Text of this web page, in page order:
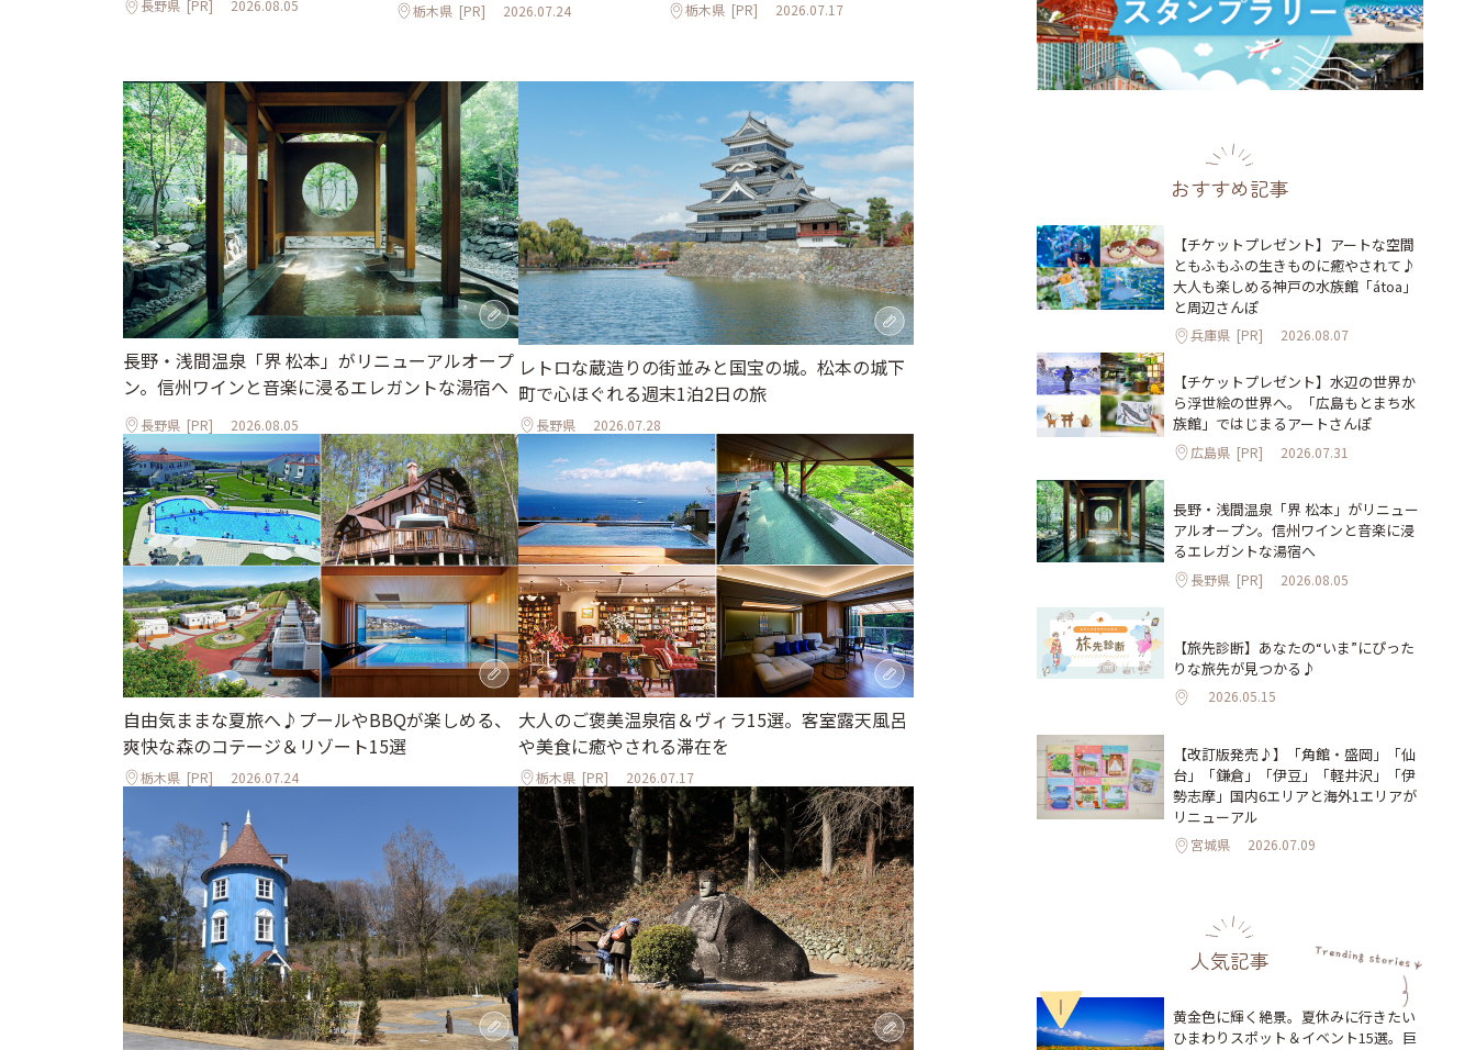
長野県 [PR] 2026.08.05 栃木県 [PR] 2026.07.24 栃木県 [PR] 2026.07.17 2024.09.06
長野・浅間温泉「界 松本」がリニューアルオープ
ン。信州ワインと音楽に浸るエレガントな湯宿へ
長野県 [PR] 2026.08.05
レトロな蔵造りの街並みと国宝の城。松本の城下
町で心ほぐれる週末1泊2日の旅
長野県 2026.07.28
自由気ままな夏旅へ♪プールやBBQが楽しめる、
爽快な森のコテージ＆リゾート15選
栃木県 [PR] 2026.07.24
大人のご褒美温泉宿＆ヴィラ15選。客室露天風呂
や美食に癒やされる滞在を
栃木県 [PR] 2026.07.17
おすすめ記事
【チケットプレゼント】アートな空間
ともふもふの生きものに癒やされて♪
大人も楽しめる神戸の水族館「átoa」
と周辺さんぽ
兵庫県 [PR] 2026.08.07
【チケットプレゼント】水辺の世界か
ら浮世絵の世界へ。「広島もとまち水
族館」ではじまるアートさんぽ
広島県 [PR] 2026.07.31
長野・浅間温泉「界 松本」がリニュー
アルオープン。信州ワインと音楽に浸
るエレガントな湯宿へ
長野県 [PR] 2026.08.05
【旅先診断】あなたの“いま”にぴった
りな旅先が見つかる♪
2026.05.15
【改訂版発売♪】「角館・盛岡」「仙
台」「鎌倉」「伊豆」「軽井沢」「伊
勢志摩」国内6エリアと海外1エリアが
リニューアル
宮城県 2026.07.09
人気記事
1
黄金色に輝く絶景。夏休みに行きたい
ひまわりスポット＆イベント15選。巨